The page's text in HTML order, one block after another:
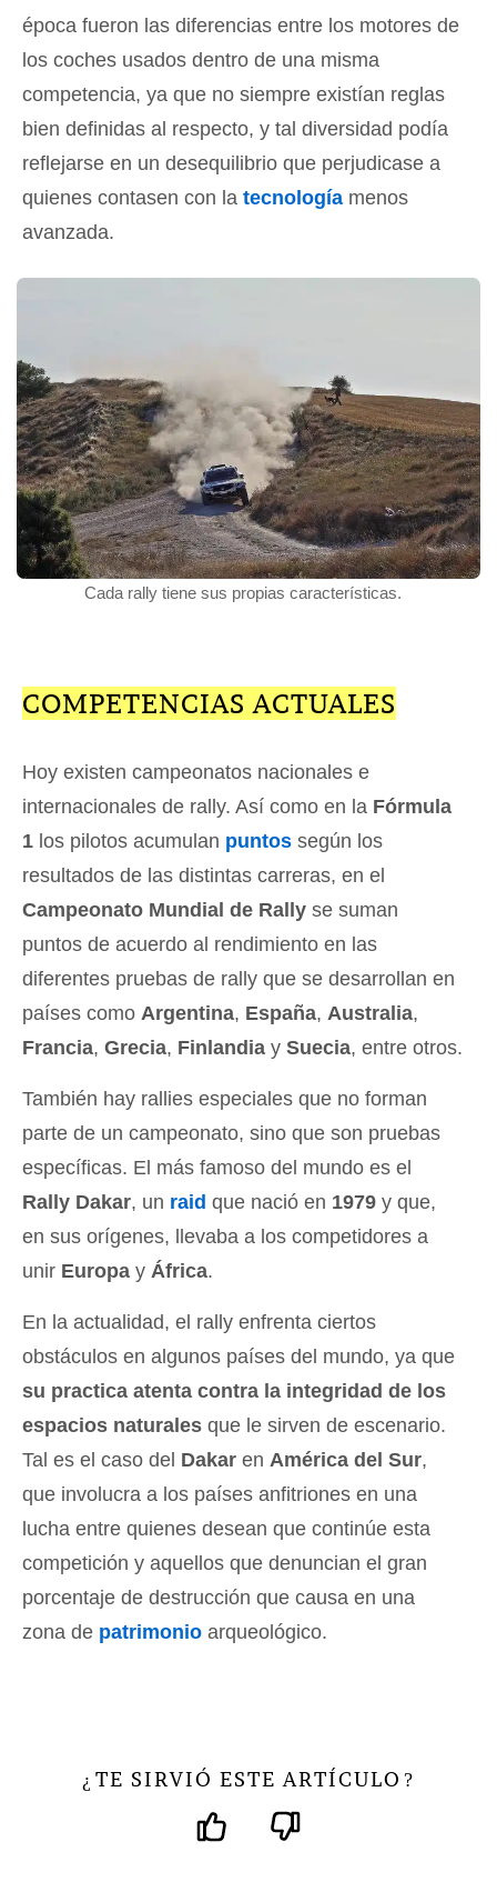
época fueron las diferencias entre los motores de
los coches usados dentro de una misma
competencia, ya que no siempre existían reglas
bien definidas al respecto, y tal diversidad podía
reflejarse en un desequilibrio que perjudicase a
quienes contasen con la tecnología menos
avanzada.
Cada rally tiene sus propias características.
COMPETENCIAS ACTUALES
Hoy existen campeonatos nacionales e
internacionales de rally. Así como en la Fórmula
1 los pilotos acumulan puntos según los
resultados de las distintas carreras, en el
Campeonato Mundial de Rally se suman
puntos de acuerdo al rendimiento en las
diferentes pruebas de rally que se desarrollan en
países como Argentina, España, Australia,
Francia, Grecia, Finlandia y Suecia, entre otros.
También hay rallies especiales que no forman
parte de un campeonato, sino que son pruebas
específicas. El más famoso del mundo es el
Rally Dakar, un raid que nació en 1979 y que,
en sus orígenes, llevaba a los competidores a
unir Europa y África.
En la actualidad, el rally enfrenta ciertos
obstáculos en algunos países del mundo, ya que
su practica atenta contra la integridad de los
espacios naturales que le sirven de escenario.
Tal es el caso del Dakar en América del Sur,
que involucra a los países anfitriones en una
lucha entre quienes desean que continúe esta
competición y aquellos que denuncian el gran
porcentaje de destrucción que causa en una
zona de patrimonio arqueológico.
¿ TE SIRVIÓ ESTE ARTÍCULO ?